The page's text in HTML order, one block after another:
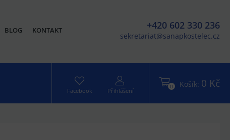
+420 602 330 236
sekretariat@sanapkostelec.cz
BLOG KONTAKT
0 Košík: 0 Kč
Facebook Přihlášení